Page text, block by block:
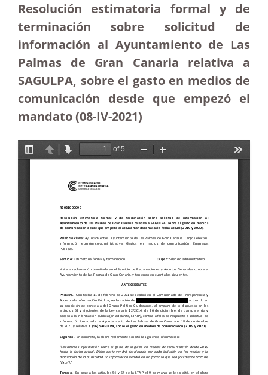
Resolución estimatoria formal y de
terminación sobre solicitud de
información al Ayuntamiento de Las
Palmas de Gran Canaria relativa a
SAGULPA, sobre el gasto en medios de
comunicación desde que empezó el
mandato (08-IV-2021)